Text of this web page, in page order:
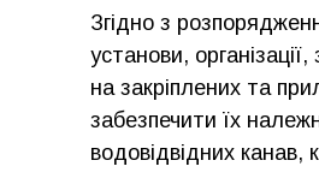
Згідно з
установи,
на закріплених та
забезпечити їх
водовідвідних канав,